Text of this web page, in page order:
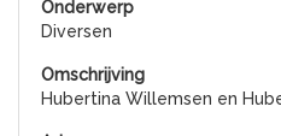
Diversen
Hubertina Willemsen en